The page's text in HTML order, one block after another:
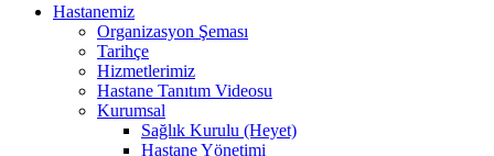
Hastanemiz
Organizasyon Şeması
Tarihçe
Hizmetlerimiz
Hastane Tanıtım Videosu
Kurumsal
Sağlık Kurulu (Heyet)
Hastane Yönetimi